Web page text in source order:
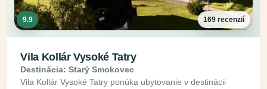
9.9 169 recenzií
Vila Kollár Vysoké Tatry
Destinácia: Starý Smokovec
Vila Kollár Vysoké Tatry ponúka ubytovanie v destinácii